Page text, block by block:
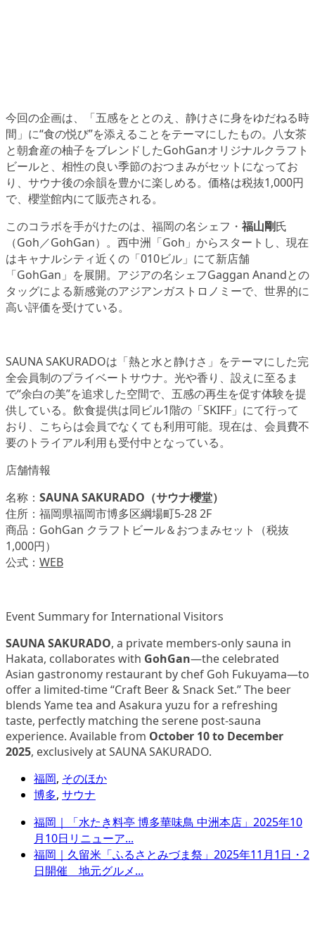
今回の企画は、「五感をととのえ、静けさに身をゆだねる時
間」に“食の悦び”を添えることをテーマにしたもの。八女茶
と朝倉産の柚子をブレンドしたGohGanオリジナルクラフト
ビールと、相性の良い季節のおつまみがセットになってお
り、サウナ後の余韻を豊かに楽しめる。価格は税抜1,000円
で、櫻堂館内にて販売される。
このコラボを手がけたのは、福岡の名シェフ・ 福山剛氏
（Goh／GohGan）。西中洲「Goh」からスタートし、現在
はキャナルシティ近くの「010ビル」にて新店舗
「GohGan」を展開。アジアの名シェフGaggan Anandとの
タッグによる新感覚のアジアンガストロノミーで、世界的に
高い評価を受けている。
SAUNA SAKURADOは「熱と水と静けさ」をテーマにした完
全会員制のプライベートサウナ。光や香り、設えに至るま
で“余白の美”を追求した空間で、五感の再生を促す体験を提
供している。飲食提供は同ビル1階の「SKIFF」にて行って
おり、こちらは会員でなくても利用可能。現在は、会員費不
要のトライアル利用も受付中となっている。
店舗情報
名称： SAUNA SAKURADO（サウナ櫻堂）
住所：福岡県福岡市博多区綱場町5-28 2F
商品：GohGan クラフトビール＆おつまみセット（税抜
1,000円）
公式： WEB
Event Summary for International Visitors
SAUNA SAKURADO, a private members-only sauna in
Hakata, collaborates with GohGan—the celebrated
Asian gastronomy restaurant by chef Goh Fukuyama—to
offer a limited-time “Craft Beer & Snack Set.” The beer
blends Yame tea and Asakura yuzu for a refreshing
taste, perfectly matching the serene post-sauna
experience. Available from October 10 to December
2025, exclusively at SAUNA SAKURADO.
福岡, そのほか
博多, サウナ
福岡｜「水たき料亭 博多華味鳥 中洲本店」2025年10
月10日リニューア...
福岡｜久留米「ふるさとみづま祭」2025年11月1日・2
日開催 地元グルメ...